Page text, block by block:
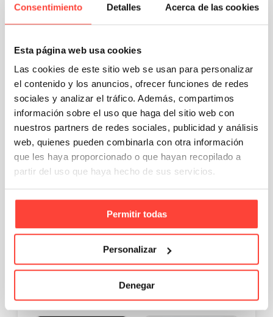
Consentimiento Detalles Acerca de las cookies
Esta página web usa cookies
Las cookies de este sitio web se usan para personalizar
el contenido y los anuncios, ofrecer funciones de redes
sociales y analizar el tráfico. Además, compartimos
información sobre el uso que haga del sitio web con
nuestros partners de redes sociales, publicidad y análisis
web, quienes pueden combinarla con otra información
que les haya proporcionado o que hayan recopilado a
partir del uso que haya hecho de sus servicios.
Permitir todas
Personalizar
Denegar
referencia garantiza la disponibilidad de
las mismas en la cantidad que se desee y
con el compromiso de entrega más ágil que
En
Cajeando
Compartir
Posts Relacionados: